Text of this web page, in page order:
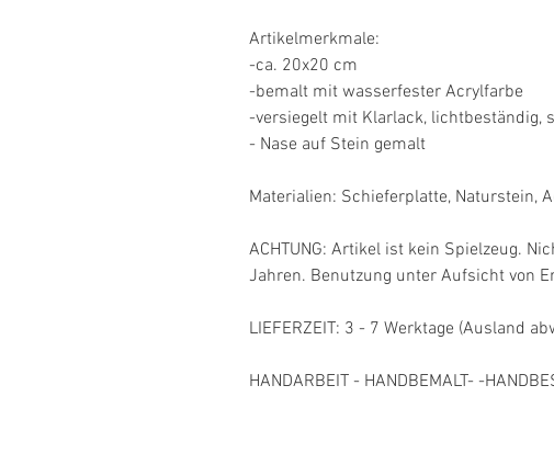
Artikelmerkmale:
-ca. 20x20 cm
-bemalt mit wasserfester Acrylfarbe
-versiegelt mit Klarlack, lichtbeständig,
- Nase auf Stein gemalt
Materialien: Schieferplatte, Naturstein,
ACHTUNG: Artikel ist kein Spielzeug.
Jahren. Benutzung unter Aufsicht von
LIEFERZEIT: 3 - 7 Werktage (Ausland
HANDARBEIT - HANDBEMALT- -